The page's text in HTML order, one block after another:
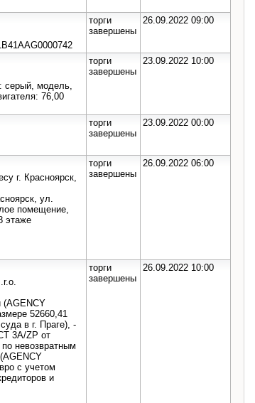
торги
завершены
26.09.2022 09:00
серый, модель,
76,00
торги
завершены
23.09.2022 10:00
торги
завершены
23.09.2022 00:00
г. Красноярск,
ул.
помещение,
этаже
торги
завершены
26.09.2022 06:00
(AGENCY
52660,41
в г. Праге), -
3A/ZP от
невозвратным
с учетом
и
торги
завершены
26.09.2022 10:00